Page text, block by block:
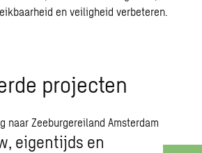
en veiligheid verbeteren.
pro­jec­ten
eigentijds en